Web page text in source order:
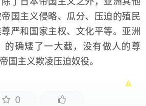
国主义侵略、瓜分、压迫的殖民
严和国家主权、文化平等。亚洲
的确矮了一大截，没有做人的尊
国主义欺凌压迫奴役。
0